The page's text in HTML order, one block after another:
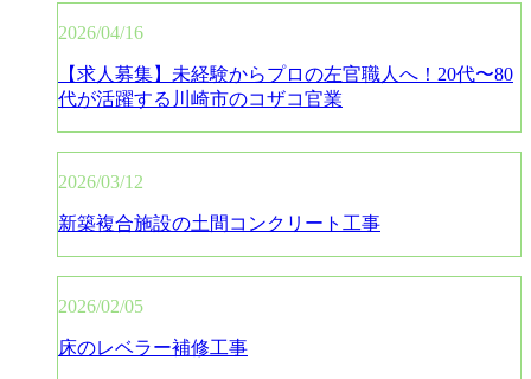
2026/04/16
【求人募集】未経験からプロの左官職人へ！20代〜80
代が活躍する川崎市のコザコ官業
2026/03/12
新築複合施設の土間コンクリート工事
2026/02/05
床のレベラー補修工事